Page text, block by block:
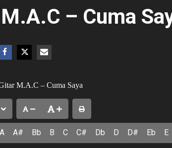
M.A.C – Cuma
M.A.C – Cuma Saya
A A# Bb B C C# Db D D# Eb E